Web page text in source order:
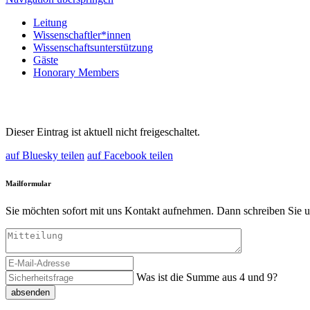
Leitung
Wissenschaftler*innen
Wissenschaftsunterstützung
Gäste
Honorary Members
Dieser Eintrag ist aktuell nicht freigeschaltet.
auf Bluesky teilen auf Facebook teilen
Mailformular
Sie möchten sofort mit uns Kontakt aufnehmen. Dann schreiben Sie
Was ist die Summe aus 4 und 9?
absenden